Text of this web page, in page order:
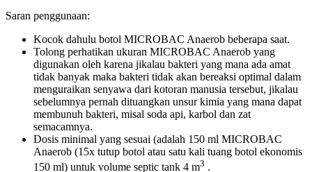
Saran penggunaan:
Kocok dahulu botol MICROBAC Anaerob beberapa saat.
Tolong perhatikan ukuran MICROBAC Anaerob yang
digunakan oleh karena jikalau bakteri yang mana ada amat
tidak banyak maka bakteri tidak akan bereaksi optimal dalam
menguraikan senyawa dari kotoran manusia tersebut, jikalau
sebelumnya pernah dituangkan unsur kimia yang mana dapat
membunuh bakteri, misal soda api, karbol dan zat
semacamnya.
Dosis minimal yang sesuai (adalah 150 ml MICROBAC
Anaerob (15x tutup botol atau satu kali tuang botol ekonomis
150 ml) untuk volume septic tank 4 m3 .